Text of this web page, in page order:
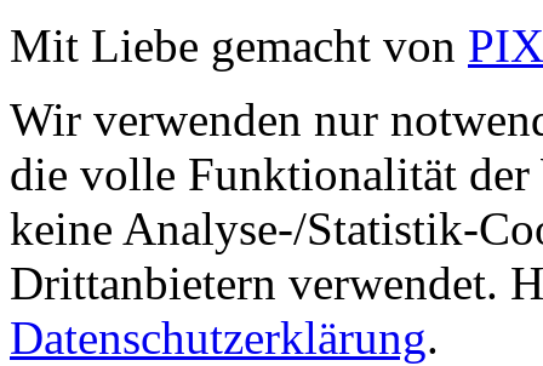
Mit Liebe gemacht von
Wir verwenden nur
die volle Funktionalität der
keine Analyse-/Statistik-
Drittanbietern verwendet.
Datenschutzerklärung.